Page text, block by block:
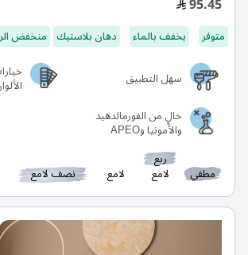
متوفر يخفف بالماء دهان بلاستيك منخفض
سهل التطبيق
خالٍ من الفورمالدهيد
والأمونيا وAPEO
مطفي
ربع
لامع لامع نصف لامع